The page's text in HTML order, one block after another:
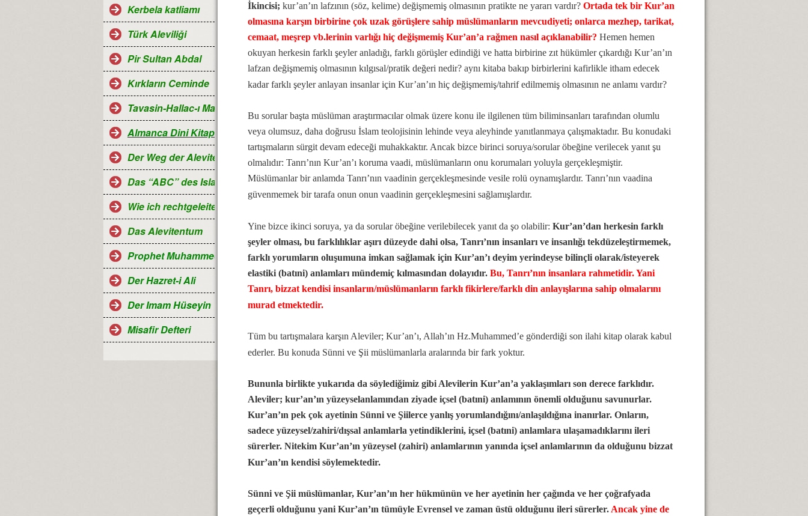
Kerbela katliamı
Türk Aleviliği
Pir Sultan Abdal
Kırkların Ceminde
Tavasin-Hallac-ı Mansur
Almanca Dini Kitaplar-Religiöse Bücher
Der Weg der Aleviten...
Das “ABC” des Islam
Wie ich rechtgeleitet wurde
Das Alevitentum
Prophet Muhammed
Der Hazret-i Ali
Der Imam Hüseyin
Misafir Defteri
İkincisi; kur’an’ın lafzının (söz, kelime) değişmemiş olmasının pratikte ne yararı vardır? Ortada tek bir Kur’an
olmasına karşın birbirine çok uzak görüşlere sahip müslümanların mevcudiyeti; onlarca mezhep, tarikat,
cemaat, meşrep vb.lerinin varlığı hiç değişmemiş Kur’an’a rağmen nasıl açıklanabilir? Hemen hemen
okuyan herkesin farklı şeyler anladığı, farklı görüşler edindiği ve hatta birbirine zıt hükümler çıkardığı Kur’an’ın
lafzan değişmemiş olmasının kılgısal/pratik değeri nedir? aynı kitaba bakıp birbirlerini kafirlikle itham edecek
kadar farklı şeyler anlayan insanlar için Kur’an’ın hiç değişmemiş/tahrif edilmemiş olmasının ne anlamı vardır?
Bu sorular başta müslüman araştırmacılar olmak üzere konu ile ilgilenen tüm biliminsanları tarafından olumlu
veya olumsuz, daha doğrusu İslam teolojisinin lehinde veya aleyhinde yanıtlanmaya çalışmaktadır. Bu konudaki
tartışmaların sürgit devam edeceği muhakkaktır. Ancak bizce birinci soruya/sorular öbeğine verilecek yanıt şu
olmalıdır: Tanrı’nın Kur’an’ı koruma vaadi, müslümanların onu korumaları yoluyla gerçekleşmiştir.
Müslümanlar bir anlamda Tanrı’nın vaadinin gerçekleşmesinde vesile rolü oynamışlardır. Tanrı’nın vaadina
güvenmemek bir tarafa onun onun vaadinin gerçekleşmesini sağlamışlardır.
Yine bizce ikinci soruya, ya da sorular öbeğine verilebilecek yanıt da şo olabilir: Kur’an’dan herkesin farklı
şeyler olması, bu farklılıklar aşırı düzeyde dahi olsa, Tanrı’nın insanları ve insanlığı tekdüzeleştirmemek,
farklı yorumların oluşumuna imkan sağlamak için Kur’an’ı deyim yerindeyse bilinçli olarak/isteyerek
elastiki (batıni) anlamları mündemiç kılmasından dolayıdır. Bu, Tanrı’nın insanlara rahmetidir. Yani
Tanrı, bizzat kendisi insanların/müslümanların farklı fikirlere/farklı din anlayışlarına sahip olmalarını
murad etmektedir.
Tüm bu tartışmalara karşın Aleviler; Kur’an’ı, Allah’ın Hz.Muhammed’e gönderdiği son ilahi kitap olarak kabul
ederler. Bu konuda Sünni ve Şii müslümanlarla aralarında bir fark yoktur.
Bununla birlikte yukarıda da söylediğimiz gibi Alevilerin Kur’an’a yaklaşımları son derece farklıdır.
Aleviler; kur’an’ın yüzeyselanlamından ziyade içsel (batıni) anlamının önemli olduğunu savunurlar.
Kur’an’ın pek çok ayetinin Sünni ve Şiilerce yanlış yorumlandığını/anlaşıldığına inanırlar. Onların,
sadece yüzeysel/zahiri/dışsal anlamlarla yetindiklerini, içsel (batıni) anlamlara ulaşamadıklarını ileri
sürerler. Nitekim Kur’an’ın yüzeysel (zahiri) anlamlarının yanında içsel anlamlarının da olduğunu bizzat
Kur’an’ın kendisi söylemektedir.
Sünni ve Şii müslümanlar, Kur’an’ın her hükmünün ve her ayetinin her çağında ve her çoğrafyada
geçerli olduğunu yani Kur’an’ın tümüyle Evrensel ve zaman üstü olduğunu ileri sürerler. Ancak yine de